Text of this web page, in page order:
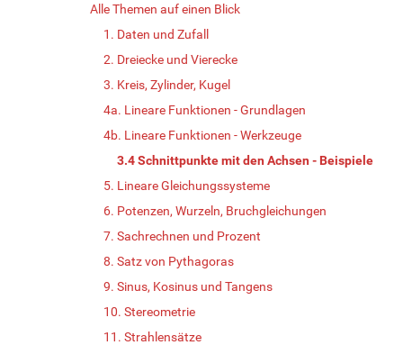
Alle Themen auf einen Blick
1. Daten und Zufall
2. Dreiecke und Vierecke
3. Kreis, Zylinder, Kugel
4a. Lineare Funktionen - Grundlagen
4b. Lineare Funktionen - Werkzeuge
3.4 Schnittpunkte mit den Achsen - Beispiele
5. Lineare Gleichungssysteme
6. Potenzen, Wurzeln, Bruchgleichungen
7. Sachrechnen und Prozent
8. Satz von Pythagoras
9. Sinus, Kosinus und Tangens
10. Stereometrie
11. Strahlensätze